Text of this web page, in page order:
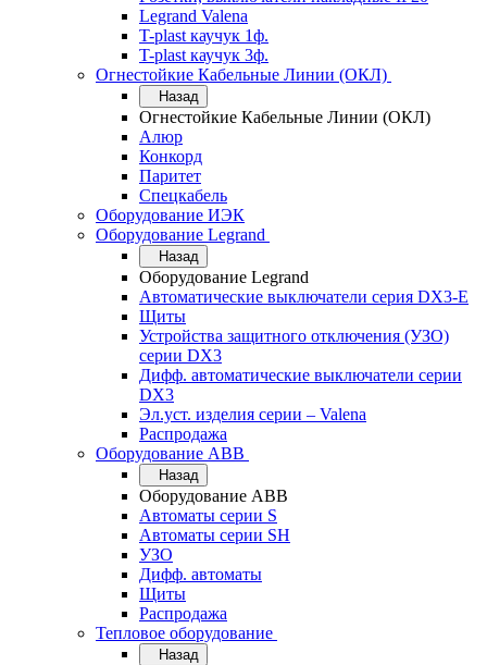
Legrand Valena
T-plast каучук 1ф.
T-plast каучук 3ф.
Огнестойкие Кабельные Линии (ОКЛ)
Назад
Огнестойкие Кабельные Линии (ОКЛ)
Алюр
Конкорд
Паритет
Спецкабель
Оборудование ИЭК
Оборудование Legrand
Назад
Оборудование Legrand
Автоматические выключатели серия DX3-E
Щиты
Устройства защитного отключения (УЗО)
серии DX3
Дифф. автоматические выключатели серии
DX3
Эл.уст. изделия серии – Valena
Распродажа
Оборудование АВВ
Назад
Оборудование АВВ
Автоматы серии S
Автоматы серии SH
УЗО
Дифф. автоматы
Щиты
Распродажа
Тепловое оборудование
Назад